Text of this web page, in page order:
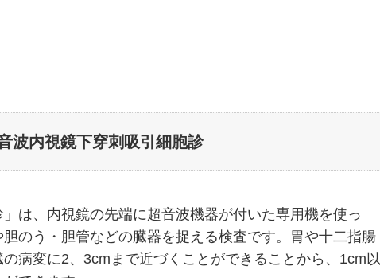
波内視鏡下穿刺吸引細胞診
」は、内視鏡の先端に超音波機器が付いた専用機を使っ
のう・胆管などの臓器を捉える検査です。胃や十二指腸
病変に2、3cmまで近づくことができることから、1cm以